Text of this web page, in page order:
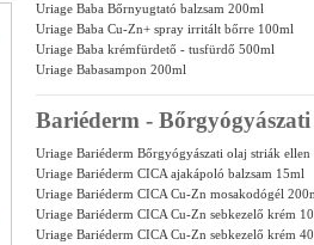
Uriage Baba Bőrnyugtató balzsam 200ml
Uriage Baba Cu-Zn+ spray irritált bőrre 100ml
Uriage Baba krémfürdető - tusfürdő 500ml
Uriage Babasampon 200ml
Bariéderm -
Uriage Bariéderm Bőrgyógyászati olaj striák
Uriage Bariéderm CICA ajakápoló balzsam 15ml
Uriage Bariéderm CICA Cu-Zn mosakodógél
Uriage Bariéderm CICA Cu-Zn sebkezelő krém
Uriage Bariéderm CICA Cu-Zn sebkezelő krém